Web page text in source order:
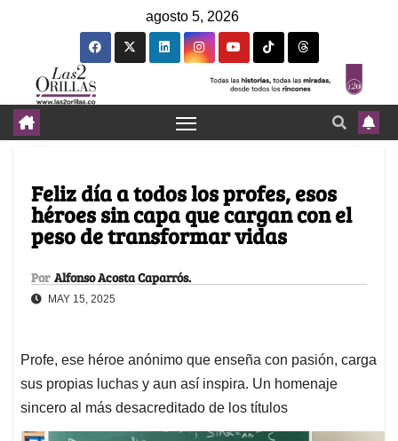
agosto 5, 2026
Feliz día a todos los profes, esos
héroes sin capa que cargan con el
peso de transformar vidas
Por Alfonso Acosta Caparrós.
MAY 15, 2025
Profe, ese héroe anónimo que enseña con pasión, carga
sus propias luchas y aun así inspira. Un homenaje
sincero al más desacreditado de los títulos